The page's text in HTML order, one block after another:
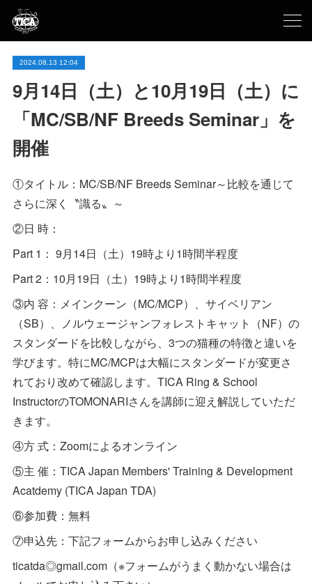
2024.08.13 12:04
9月14日（土）と10月19日（土）に
「MC/SB/NF Breeds Seminar」を
開催
①タイトル：MC/SB/NF Breeds Seminar～比較を通じて
さらに深く〝識る〟～
②日 時：
Part 1： 9月14日（土）19時より1時間半程度
Part 2：10月19日（土）19時より1時間半程度
③内 容：メインクーン（MC/MCP）、サイベリアン
（SB）、ノルウェージャンフォレストキャット（NF）の
スタンダードを比較しながら、3つの猫種の特徴と違いを
学びます。特にMC/MCPは大幅にスタンダードが変更さ
れており改めて確認します。TICA Ring & School
InstructorのTOMONARIさんを講師に迎え解説していただ
きます。
④方 式：Zoomによるオンライン
⑤主 催：TICA Japan Members' Training & Development
Acatdemy (TICA Japan TDA)
⑥参加費：無料
⑦申込先：下記フォームからお申し込みください
ticatda◎gmail.com（※フォームがうまく動かない場合は